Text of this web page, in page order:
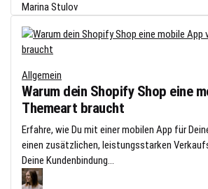
Marina Stulov
Allgemein
Warum dein Shopify Shop eine
Themeart braucht
Erfahre, wie Du mit einer mobilen App für
einen zusätzlichen, leistungsstarken
Deine Kundenbindung...